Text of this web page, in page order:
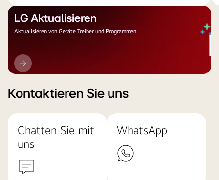
LG Aktualisieren
Aktualisieren von Geräte Treiber und Programmen
LG
Aktualisieren
Kontaktieren Sie uns
Chatten Sie mit
uns
WhatsApp